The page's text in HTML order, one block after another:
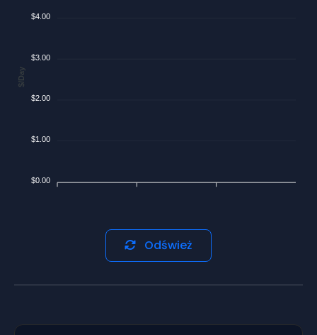
$4.00
$3.00
$2.00
$1.00
$0.00
$/Day
Odśwież